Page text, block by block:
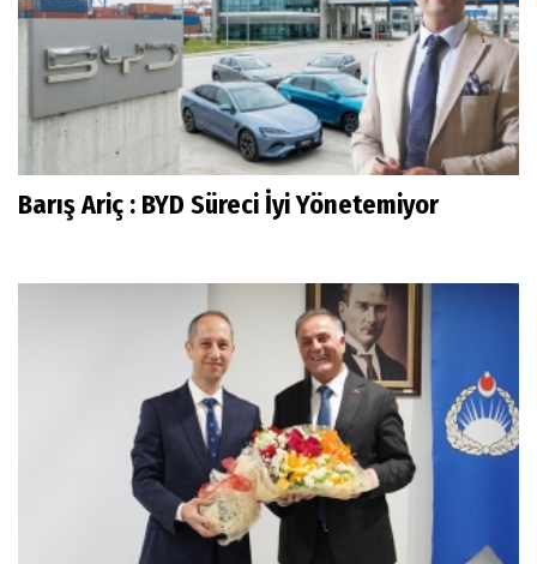
Barış Ariç : BYD Süreci İyi Yönetemiyor